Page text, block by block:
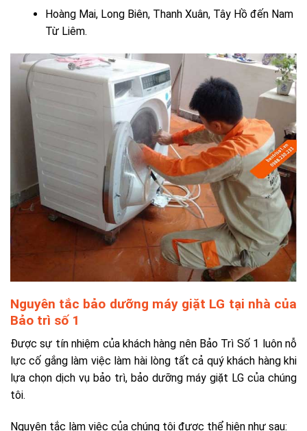
Hoàng Mai, Long Biên, Thanh Xuân, Tây Hồ đến Nam
Từ Liêm.
Nguyên tắc bảo dưỡng máy giặt LG tại nhà của
Bảo trì số 1
Được sự tín nhiệm của khách hàng nên Bảo Trì Số 1 luôn nỗ
lực cố gắng làm việc làm hài lòng tất cả quý khách hàng khi
lựa chọn dịch vụ bảo trì, bảo dưỡng máy giặt LG của chúng
tôi.
Nguyên tắc làm việc của chúng tôi được thể hiện như sau: